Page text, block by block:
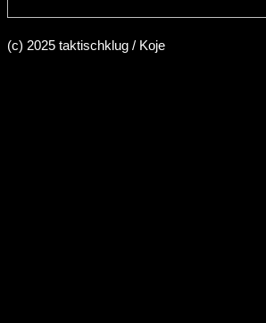
(c) 2025 taktischklug / Koje